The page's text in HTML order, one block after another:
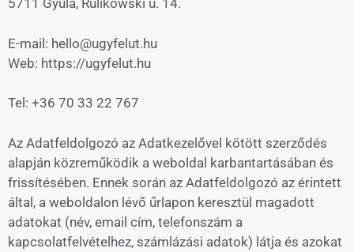
5711 Gyula, Rulikowski u. 14.
E-mail: hello@ugyfelut.hu
Web: https://ugyfelut.hu
Tel: +36 70 33 22 767
Az Adatfeldolgozó az Adatkezelővel kötött szerződés
alapján közreműködik a weboldal karbantartásában és
frissítésében. Ennek során az Adatfeldolgozó az érintett
által, a weboldalon lévő űrlapon keresztül magadott
adatokat (név, email cím, telefonszám a
kapcsolatfelvételhez, számlázási adatok) látja és azokat